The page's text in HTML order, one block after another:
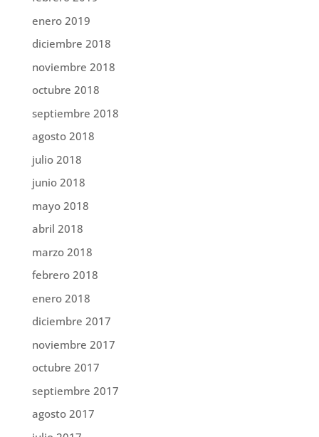
enero 2019
diciembre 2018
noviembre 2018
octubre 2018
septiembre 2018
agosto 2018
julio 2018
junio 2018
mayo 2018
abril 2018
marzo 2018
febrero 2018
enero 2018
diciembre 2017
noviembre 2017
octubre 2017
septiembre 2017
agosto 2017